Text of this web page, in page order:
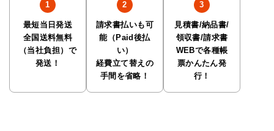
最短当日発送
全国送料無料
（当社負担）で
発送！
請求書払いも可
能（Paid後払
い）
経費立て替えの
手間を省略！
見積書/納品書/
領収書/請求書
WEBで各種帳
票かんたん発
行！